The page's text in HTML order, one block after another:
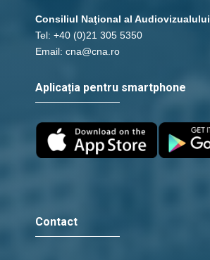
Consiliul Naţional al Audiovizualului
Tel: +40 (0)21 305 5350
Email: cna@cna.ro
Aplicația pentru smartphone
Contact